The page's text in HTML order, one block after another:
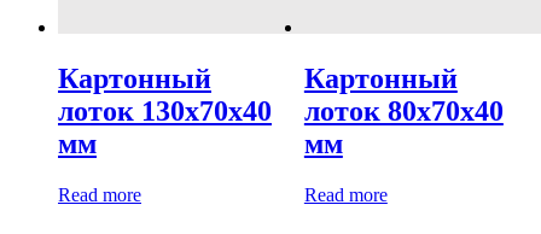
Картонный
лоток 130х70х40
мм
Read more
Картонный
лоток 80х70х40
мм
Read more